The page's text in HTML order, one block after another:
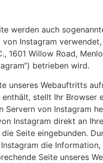
werden auch
von Instagram
1601 Willow Road,
betrieben wird.
unseres Webauftritts
enthält, stellt Ihr Browser
Servern von Instagram
Instagram direkt an
Seite eingebunden.
die Information,
Seite unseres